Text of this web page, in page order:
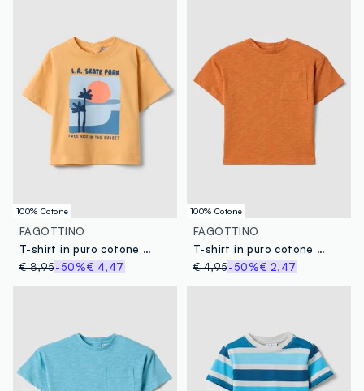
100% Cotone
FAGOTTINO
T-shirt in puro cotone arancione con stampa per bimbo
€ 8,95-50%€ 4,47
100% Cotone
FAGOTTINO
T-shirt in puro cotone arancione da bimbo regular fit con tasca
€ 4,95-50%€ 2,47